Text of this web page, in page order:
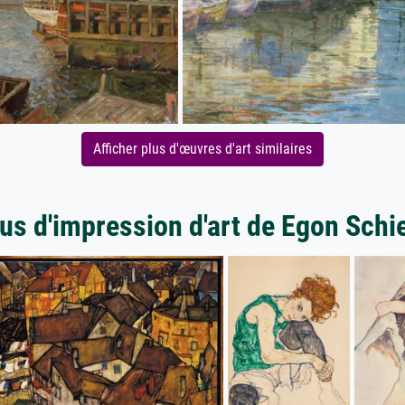
Afficher plus d'œuvres d'art similaires
d'impression d'art de Egon